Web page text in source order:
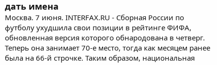
дать имена
Москва. 7 июня. INTERFAX.RU - Сборная России по
футболу ухудшила свои позиции в рейтинге ФИФА,
обновленная версия которого обнародована в четверг.
Теперь она занимает 70-е место, тогда как месяцем ранее
была на 66-й строчке. Таким образом, национальная